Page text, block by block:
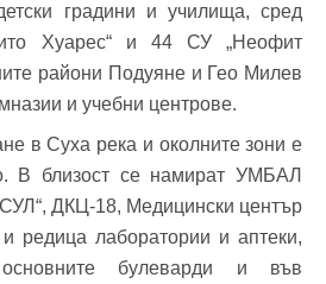
градини и училища, сред
Хуарес“ и 44 СУ „Неофит
райони Подуяне и Гео Милев
и учебни центрове.
в Суха река и околните зони е
В близост се намират УМБАЛ
ДКЦ-18, Медицински център
и редица лаборатории и аптеки,
булеварди и във